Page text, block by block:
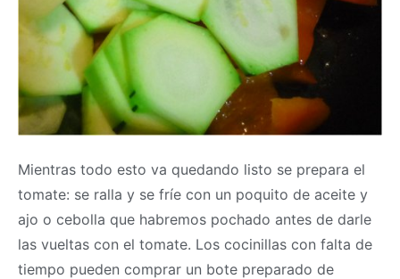
Mientras todo esto va quedando listo se prepara el
tomate: se ralla y se fríe con un poquito de aceite y
ajo o cebolla que habremos pochado antes de darle
las vueltas con el tomate. Los cocinillas con falta de
tiempo pueden comprar un bote preparado de